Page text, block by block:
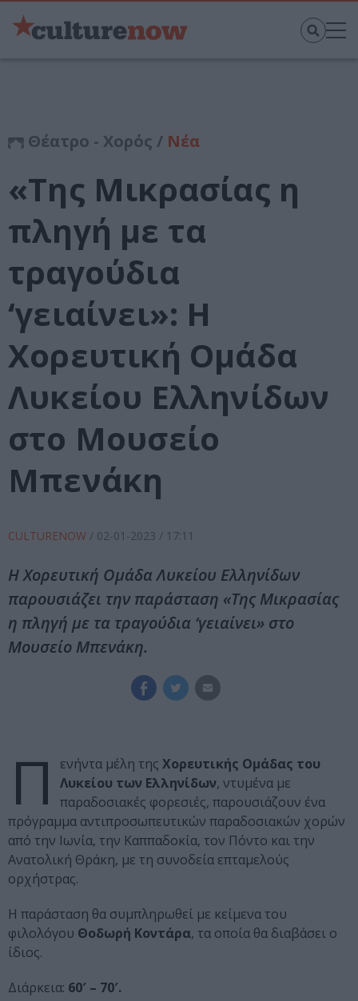
Θέατρο - Χορός / Νέα
«Της Μικρασίας η
πληγή με τα
τραγούδια
‘γειαίνει»: Η
Χορευτική Ομάδα
Λυκείου Ελληνίδων
στο Μουσείο
Μπενάκη
CULTURENOW / 02-01-2023 / 17:11
Η Χορευτική Ομάδα Λυκείου Ελληνίδων
παρουσιάζει την παράσταση «Της Μικρασίας
η πληγή με τα τραγούδια ‘γειαίνει» στο
Μουσείο Μπενάκη.
Π ενήντα μέλη της Χορευτικής Ομάδας του
Λυκείου των Ελληνίδων, ντυμένα με
παραδοσιακές φορεσιές, παρουσιάζουν ένα
πρόγραμμα αντιπροσωπευτικών παραδοσιακών χορών
από την Ιωνία, την Καππαδοκία, τον Πόντο και την
Ανατολική Θράκη, με τη συνοδεία επταμελούς
ορχήστρας.
Η παράσταση θα συμπληρωθεί με κείμενα του
φιλολόγου Θοδωρή Κοντάρα, τα οποία θα διαβάσει ο
ίδιος.
Διάρκεια: 60′ – 70′.